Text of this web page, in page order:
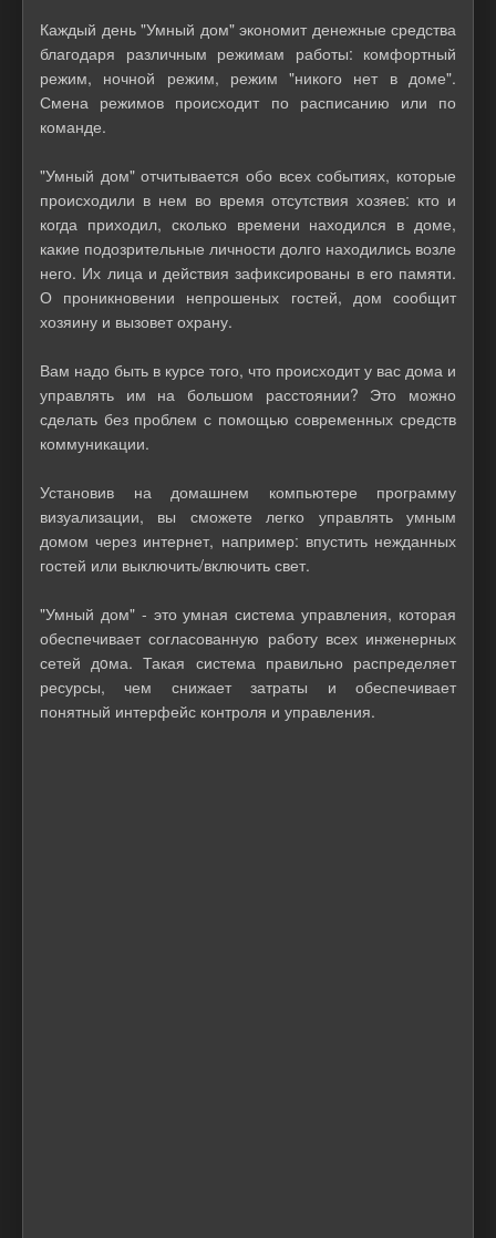
Каждый день "Умный дом" экономит денежные средства
благодаря различным режимам работы: комфортный
режим, ночной режим, режим "никого нет в доме".
Смена режимов происходит по расписанию или по
команде.
"Умный дом" отчитывается обо всех событиях, которые
происходили в нем во время отсутствия хозяев: кто и
когда приходил, сколько времени находился в доме,
какие подозрительные личности долго находились возле
него. Их лица и действия зафиксированы в его памяти.
О проникновении непрошеных гостей, дом сообщит
хозяину и вызовет охрану.
Вам надо быть в курсе того, что происходит у вас дома и
управлять им на большом расстоянии? Это можно
сделать без проблем с помощью современных средств
коммуникации.
Установив на домашнем компьютере программу
визуализации, вы сможете легко управлять умным
домом через интернет, например: впустить нежданных
гостей или выключить/включить свет.
"Умный дом" - это умная система управления, которая
обеспечивает согласованную работу всех инженерных
сетей дoма. Такая система правильно распределяет
ресурсы, чем снижает затраты и обеспечивает
понятный интерфейс контроля и управления.